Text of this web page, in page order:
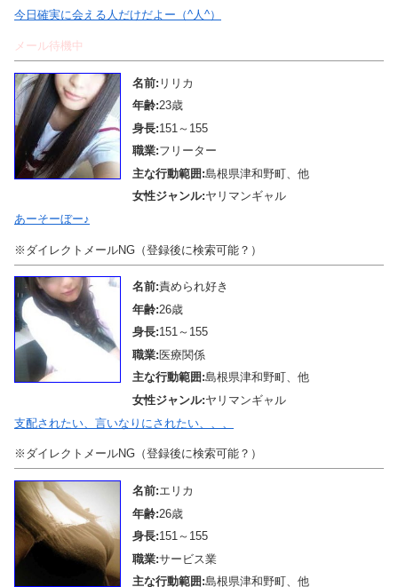
今日確実に会える人だけだよー（^人^）
メール待機中
名前: リリカ
年齢:23歳
身長:151～155
職業:フリーター
主な行動範囲:島根県津和野町、他
女性ジャンル:ヤリマンギャル
あーそーぼー♪
※ダイレクトメールNG（登録後に検索可能？）
名前:責められ好き
年齢:26歳
身長:151～155
職業:医療関係
主な行動範囲:島根県津和野町、他
女性ジャンル:ヤリマンギャル
支配されたい、言いなりにされたい、、、
※ダイレクトメールNG（登録後に検索可能？）
名前:エリカ
年齢:26歳
身長:151～155
職業:サービス業
主な行動範囲:島根県津和野町、他